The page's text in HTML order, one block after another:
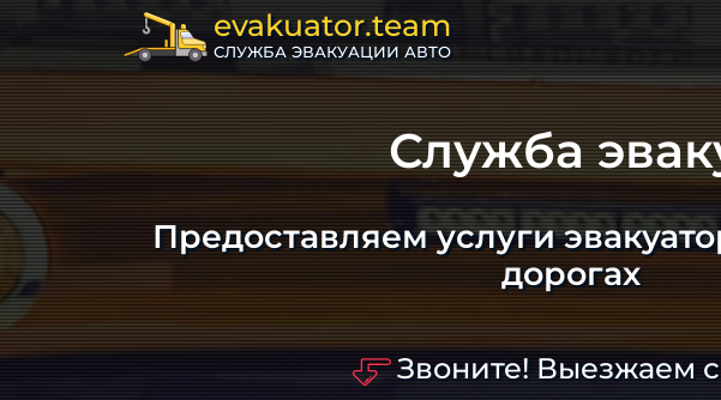
evakuator.team
СЛУЖБА ЭВАКУАЦИИ АВТО
Служба
Предоставляем услуги
дорогах
Звоните! Выезжаем